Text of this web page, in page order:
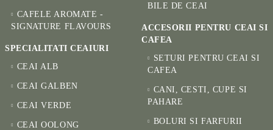
CAFELE AROMATE -
SIGNATURE FLAVOURS
SPECIALITATI CEAIURI
CEAI ALB
CEAI GALBEN
CEAI VERDE
CEAI OOLONG
BILE DE CEAI
ACCESORII PENTRU CEAI SI
CAFEA
SETURI PENTRU CEAI SI
CAFEA
CANI, CESTI, CUPE SI
PAHARE
BOLURI SI FARFURII